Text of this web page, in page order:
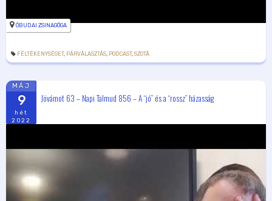
ÓBUDAI ZSINAGÓGA
FÉLTÉKENYSÉGET, PÁRVÁLASZTÁS PODCAST, SZOTÁ
MÁJ
9
hét
2022
Jövámot 63 – Napi Talmud 856 – A “jó” és a “rossz” házasság